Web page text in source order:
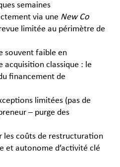
semaines
via une New Co
limitée au périmètre de
souvent faible en
acquisition classique : le
financement de
limitées (pas de
– purge des
les coûts de restructuration
et autonome d’activité clé